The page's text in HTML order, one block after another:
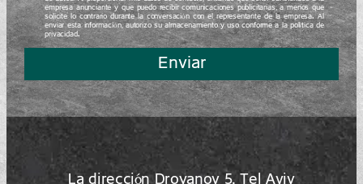
empresa anunciante y que puedo recibir comunicaciones publicitarias, a menos que
solicite lo contrario durante la conversación con el representante de la empresa. Al
enviar esta información, autorizo su almacenamiento y uso conforme a la política de
privacidad.
Enviar
La dirección Droyanov 5, Tel Aviv